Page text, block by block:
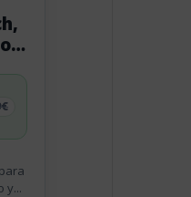
y...